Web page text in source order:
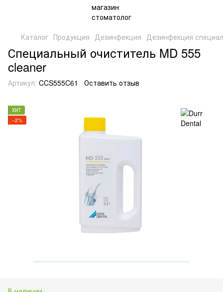
Каталог Продукция Дезинфекция Дезинфекция
Специальный очиститель MD 555
cleaner
Артикул: CCS555C61 Оставить отзыв
ХИТ
−2%